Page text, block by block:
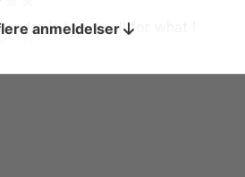
is too small for what I
anmeldelser